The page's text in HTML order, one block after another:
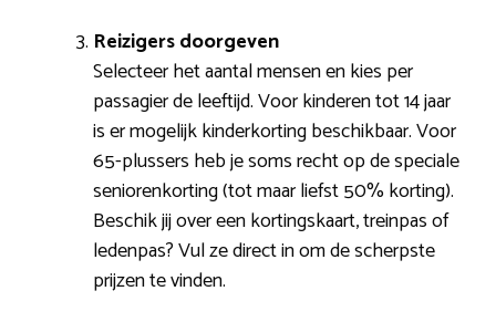
Reizigers doorgeven
Selecteer het aantal mensen en kies per
passagier de leeftijd. Voor kinderen tot 14 jaar
is er mogelijk kinderkorting beschikbaar. Voor
65-plussers heb je soms recht op de speciale
seniorenkorting (tot maar liefst 50% korting).
Beschik jij over een kortingskaart, treinpas of
ledenpas? Vul ze direct in om de scherpste
prijzen te vinden.